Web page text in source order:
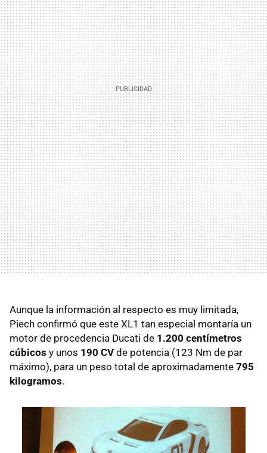
Aunque la información al respecto es muy limitada,
Piech confirmó que este XL1 tan especial montaría un
motor de procedencia Ducati de 1.200 centímetros
cúbicos y unos 190 CV de potencia (123 Nm de par
máximo), para un peso total de aproximadamente 795
kilogramos.